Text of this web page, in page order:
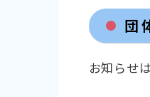
団
お知らせ